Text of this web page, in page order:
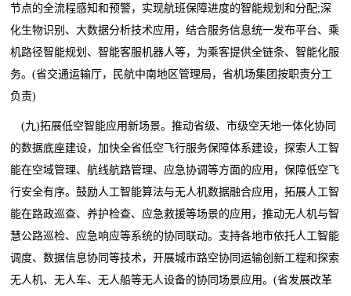
节点的全流程感知和预警，实现航班保障进度的智能规划和分配;深
化生物识别、大数据分析技术应用，结合服务信息统一发布平台、乘
机路径智能规划、智能客服机器人等，为乘客提供全链条、智能化服
务。(省交通运输厅，民航中南地区管理局，省机场集团按职责分工
负责)
(九)拓展低空智能应用新场景。推动省级、市级空天地一体化协同
的数据底座建设，加快全省低空飞行服务保障体系建设，探索人工智
能在空域管理、航线航路管理、应急协调等方面的应用，保障低空飞
行安全有序。鼓励人工智能算法与无人机数据融合应用，拓展人工智
能在路政巡查、养护检查、应急救援等场景的应用，推动无人机与智
慧公路巡检、应急响应等系统的协同联动。支持各地市依托人工智能
调度、数据信息协同等技术，开展城市路空协同运输创新工程和探索
无人机、无人车、无人船等无人设备的协同场景应用。(省发展改革